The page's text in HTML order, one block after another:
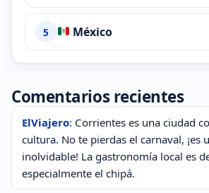
5 México
Comentarios recientes
ElViajero: Corrientes es una ciudad
cultura. No te pierdas el carnaval, ¡es
inolvidable! La gastronomía local es
especialmente el chipá.